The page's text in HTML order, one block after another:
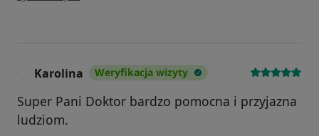
Karolina Weryfikacja wizyty
Super Pani Doktor bardzo pomocna i przyjazna
ludziom.